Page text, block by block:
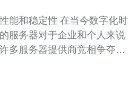
在当今数字化时
服务器对于企业和个人来说
多服务器提供商竞相争夺市